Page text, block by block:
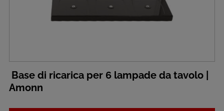
Base di ricarica per 6 lampade da tavolo |
Amonn